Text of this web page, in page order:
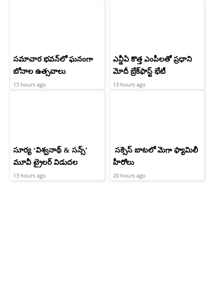
సమాచార భవన్‌లో ఘనంగా
బోనాల ఉత్సవాలు
13 hours ago
ఎన్డీఏ కొత్త ఎంపీలతో ప్రధాని
మోదీ బ్రేక్‌ఫాస్ట్ భేటీ
13 hours ago
సూర్య ‘విశ్వనాథ్ & సన్స్’
మూవీ ట్రైలర్ విడుదల
13 hours ago
సక్సెస్ బాటలో మెగా ఫ్యామిలీ
హీరోలు
20 hours ago